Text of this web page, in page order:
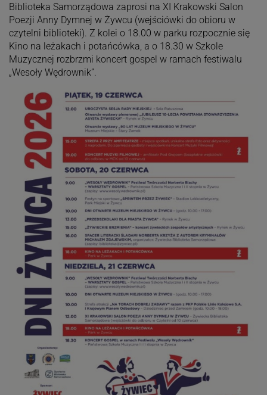
Biblioteka Samorządowa zaprosi na XI Krakowski Salon
Poezji Anny Dymnej w Żywcu (wejściówki do obioru w
czytelni biblioteki). Z kolei o 18.00 w parku rozpocznie się
Kino na leżakach i potańcówka, a o 18.30 w Szkole
Muzycznej rozbrzmi koncert gospel w ramach festiwalu
„Wesoły Wędrownik”.